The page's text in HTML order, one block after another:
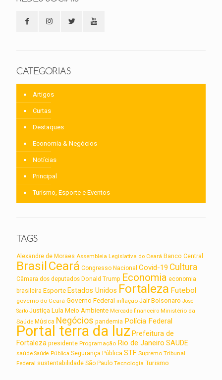
CATEGORIAS
Artigos
Curtas
Destaques
Economia & Negócios
Notícias
Principal
Turismo, Esporte e Eventos
TAGS
Alexandre de Moraes Assembleia Legislativa do Ceará Banco Central
BrasilCeará Congresso Nacional Covid-19 Cultura
Câmara dos deputados Donald Trump Economia economia
brasileira Esporte Estados Unidos Fortaleza Futebol
governo do Ceará Governo Federal inflação Jair Bolsonaro José
Sarto Justiça Lula Meio Ambiente Mercado financeiro Ministério da
Saúde Música Negócios pandemia Polícia Federal
Portal terra da luzPrefeitura de
Fortaleza presidente Programação Rio de Janeiro SAUDE
saúde Saúde Pública Segurança Pública STF Supremo Tribunal
Federal sustentabilidade São Paulo Tecnologia Turismo